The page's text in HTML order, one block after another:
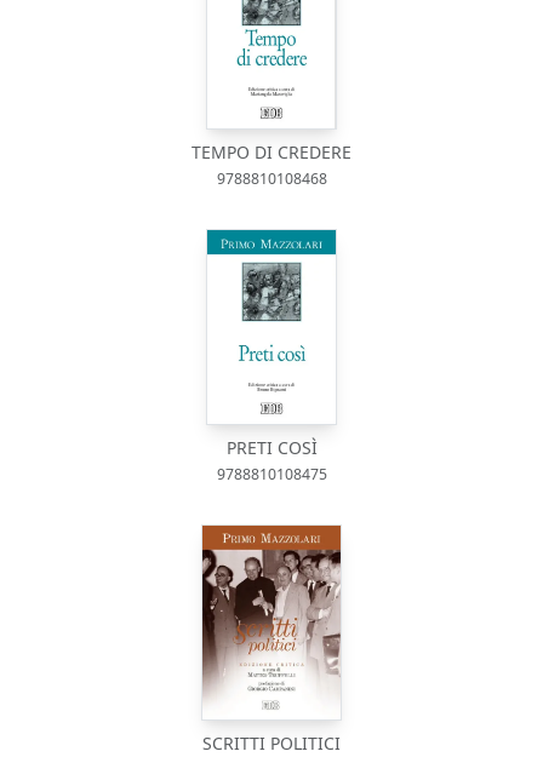
TEMPO DI CREDERE
9788810108468
PRETI COSÌ
9788810108475
SCRITTI POLITICI